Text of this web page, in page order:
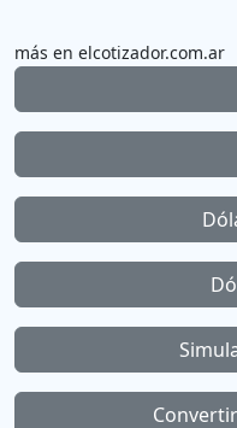
más en elcotizador.com.ar